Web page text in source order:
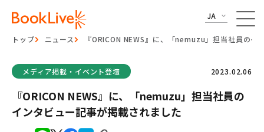
JA
トップ ニュース 『ORICON NEWS』に、「nemuzu」担当社員のイ
メディア掲載・イベント登壇 2023.02.06
『ORICON NEWS』に、「nemuzu」担当社員の
インタビュー記事が掲載されました